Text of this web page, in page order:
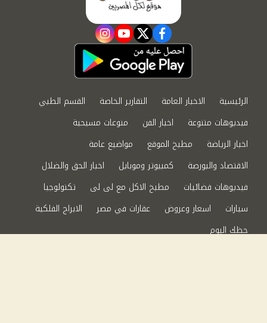
facebook
twitter
youtube
instagram
الرئيسية الاخبار العامة التقارير الخاصة
القسم الطبي
فيديوهات متنوعة
اخبار الفن
منوعات مسيحية
اخبار الرياضة
مطبخ الموقع
مواضيع عامة
الاقتصاد والبورصة
كمبيوتر وموبايل
اخبار الحق والضلال
فيديوهات فضائيات
مطبخ الاكل مع لى لى
تكنولوجيا
سيارات
اسعار وعروض عقارات في مصر
الابراج الفلكية
حظك اليوم